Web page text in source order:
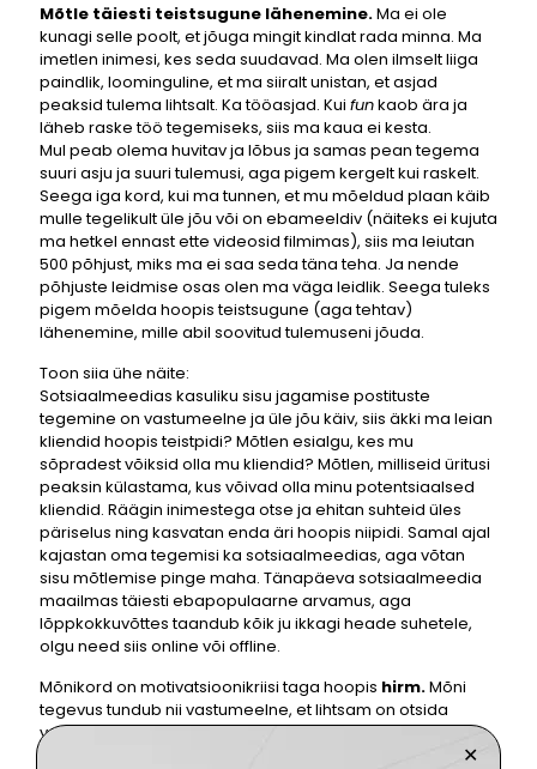
Mõtle täiesti teistsugune lähenemine.Ma ei ole
kunagi selle poolt, et jõuga mingit kindlat rada minna. Ma
imetlen inimesi, kes seda suudavad. Ma olen ilmselt liiga
paindlik, loominguline, et ma siiralt unistan, et asjad
peaksid tulema lihtsalt. Ka tööasjad. Kui funkaob ära ja
läheb raske töö tegemiseks, siis ma kaua ei kesta.
Mul peab olema huvitav ja lõbus ja samas pean tegema
suuri asju ja suuri tulemusi, aga pigem kergelt kui raskelt.
Seega iga kord, kui ma tunnen, et mu mõeldud plaan käib
mulle tegelikult üle jõu või on ebameeldiv (näiteks ei kujuta
ma hetkel ennast ette videosid filmimas), siis ma leiutan
500 põhjust, miks ma ei saa seda täna teha. Ja nende
põhjuste leidmise osas olen ma väga leidlik. Seega tuleks
pigem mõelda hoopis teistsugune (aga tehtav)
lähenemine, mille abil soovitud tulemuseni jõuda.
Toon siia ühe näite:
Sotsiaalmeedias kasuliku sisu jagamise postituste
tegemine on vastumeelne ja üle jõu käiv, siis äkki ma leian
kliendid hoopis teistpidi? Mõtlen esialgu, kes mu
sõpradest võiksid olla mu kliendid? Mõtlen, milliseid üritusi
peaksin külastama, kus võivad olla minu potentsiaalsed
kliendid. Räägin inimestega otse ja ehitan suhteid üles
päriselus ning kasvatan enda äri hoopis niipidi. Samal ajal
kajastan oma tegemisi ka sotsiaalmeedias, aga võtan
sisu mõtlemise pinge maha. Tänapäeva sotsiaalmeedia
maailmas täiesti ebapopulaarne arvamus, aga
lõppkokkuvõttes taandub kõik ju ikkagi heade suhetele,
olgu need siis online või offline.
Mõnikord on motivatsioonikriisi taga hoopis hirm.Mõni
tegevus tundub nii vastumeelne, et lihtsam on otsida
vabandusi ja peituda laiskuse taha, kui hoopis oma
hirmule otsa vaadata. Seetõttu olekski oluline esmalt aru
✕